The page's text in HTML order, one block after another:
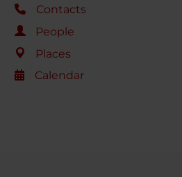
Contacts
People
Places
Calendar